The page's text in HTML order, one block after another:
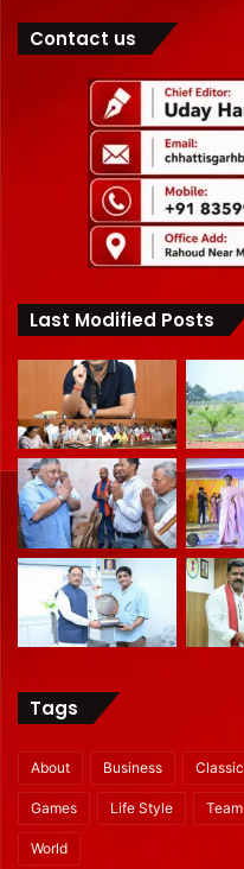
Contact us
Last Modified Posts
Tags
About Business Classic
Games Life Style Team
World